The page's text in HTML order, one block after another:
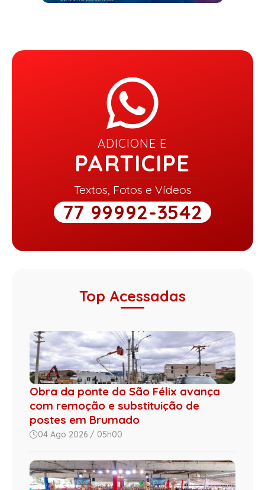
ADICIONE E
PARTICIPE
Textos, Fotos e Vídeos
77 99992-3542
Top Acessadas
Obra da ponte do São Félix avança
com remoção e substituição de
postes em Brumado
04 Ago 2026 / 05h00